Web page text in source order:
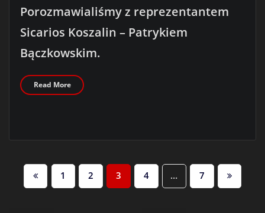
Porozmawialiśmy z reprezentantem
Sicarios Koszalin – Patrykiem
Bączkowskim.
Read More
NAWIGACJA
1 2 3 4 … 7